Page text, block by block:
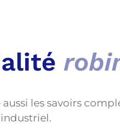
les savoirs